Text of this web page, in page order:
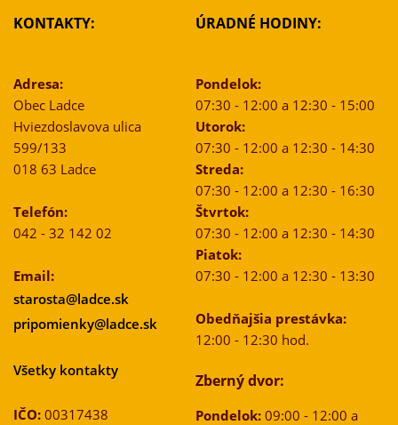
KONTAKTY:
Adresa:
Obec Ladce
Hviezdoslavova ulica
599/133
018 63 Ladce
Telefón:
042 - 32 142 02
Email:
starosta@ladce.sk
pripomienky@ladce.sk
Všetky kontakty
IČO: 00317438
ÚRADNÉ HODINY:
Pondelok:
07:30 - 12:00 a 12:30 - 15:00
Utorok:
07:30 - 12:00 a 12:30 - 14:30
Streda:
07:30 - 12:00 a 12:30 - 16:30
Štvrtok:
07:30 - 12:00 a 12:30 - 14:30
Piatok:
07:30 - 12:00 a 12:30 - 13:30
Obedňajšia prestávka:
12:00 - 12:30 hod.
Zberný dvor:
Pondelok:09:00 - 12:00 a